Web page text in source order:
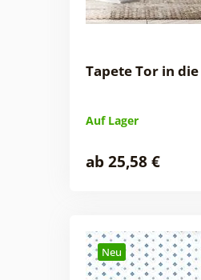
Tapete Tor in
Auf Lager
ab 25,58 €
Neu